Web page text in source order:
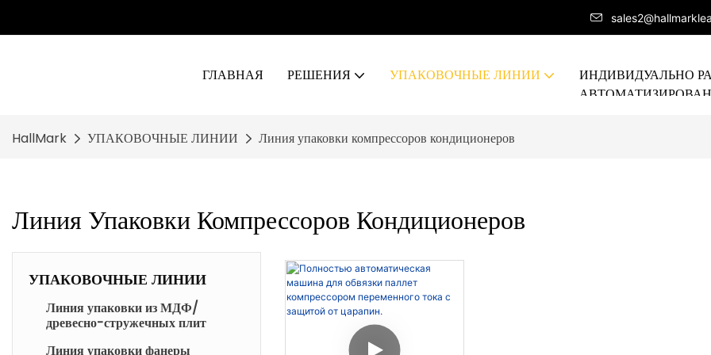
ГЛАВНАЯ РЕШЕНИЯ УПАКОВОЧНЫЕ ЛИНИИ
ИНДИВИДУАЛЬНО
HallMark УПАКОВОЧНЫЕ ЛИНИИ Линия упаковки компрессоров кондиционеров
Линия Упаковки Компрессоров Кондиционеров
УПАКОВОЧНЫЕ ЛИНИИ
Линия упаковки из МДФ/
древесно-стружечных плит
Линия упаковки фанеры